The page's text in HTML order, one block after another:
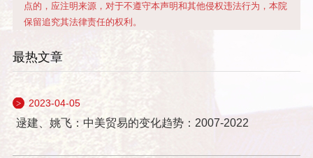
点的，应注明来源，对于不遵守本声明和其他侵权违法行为，本院
保留追究其法律责任的权利。
最热文章